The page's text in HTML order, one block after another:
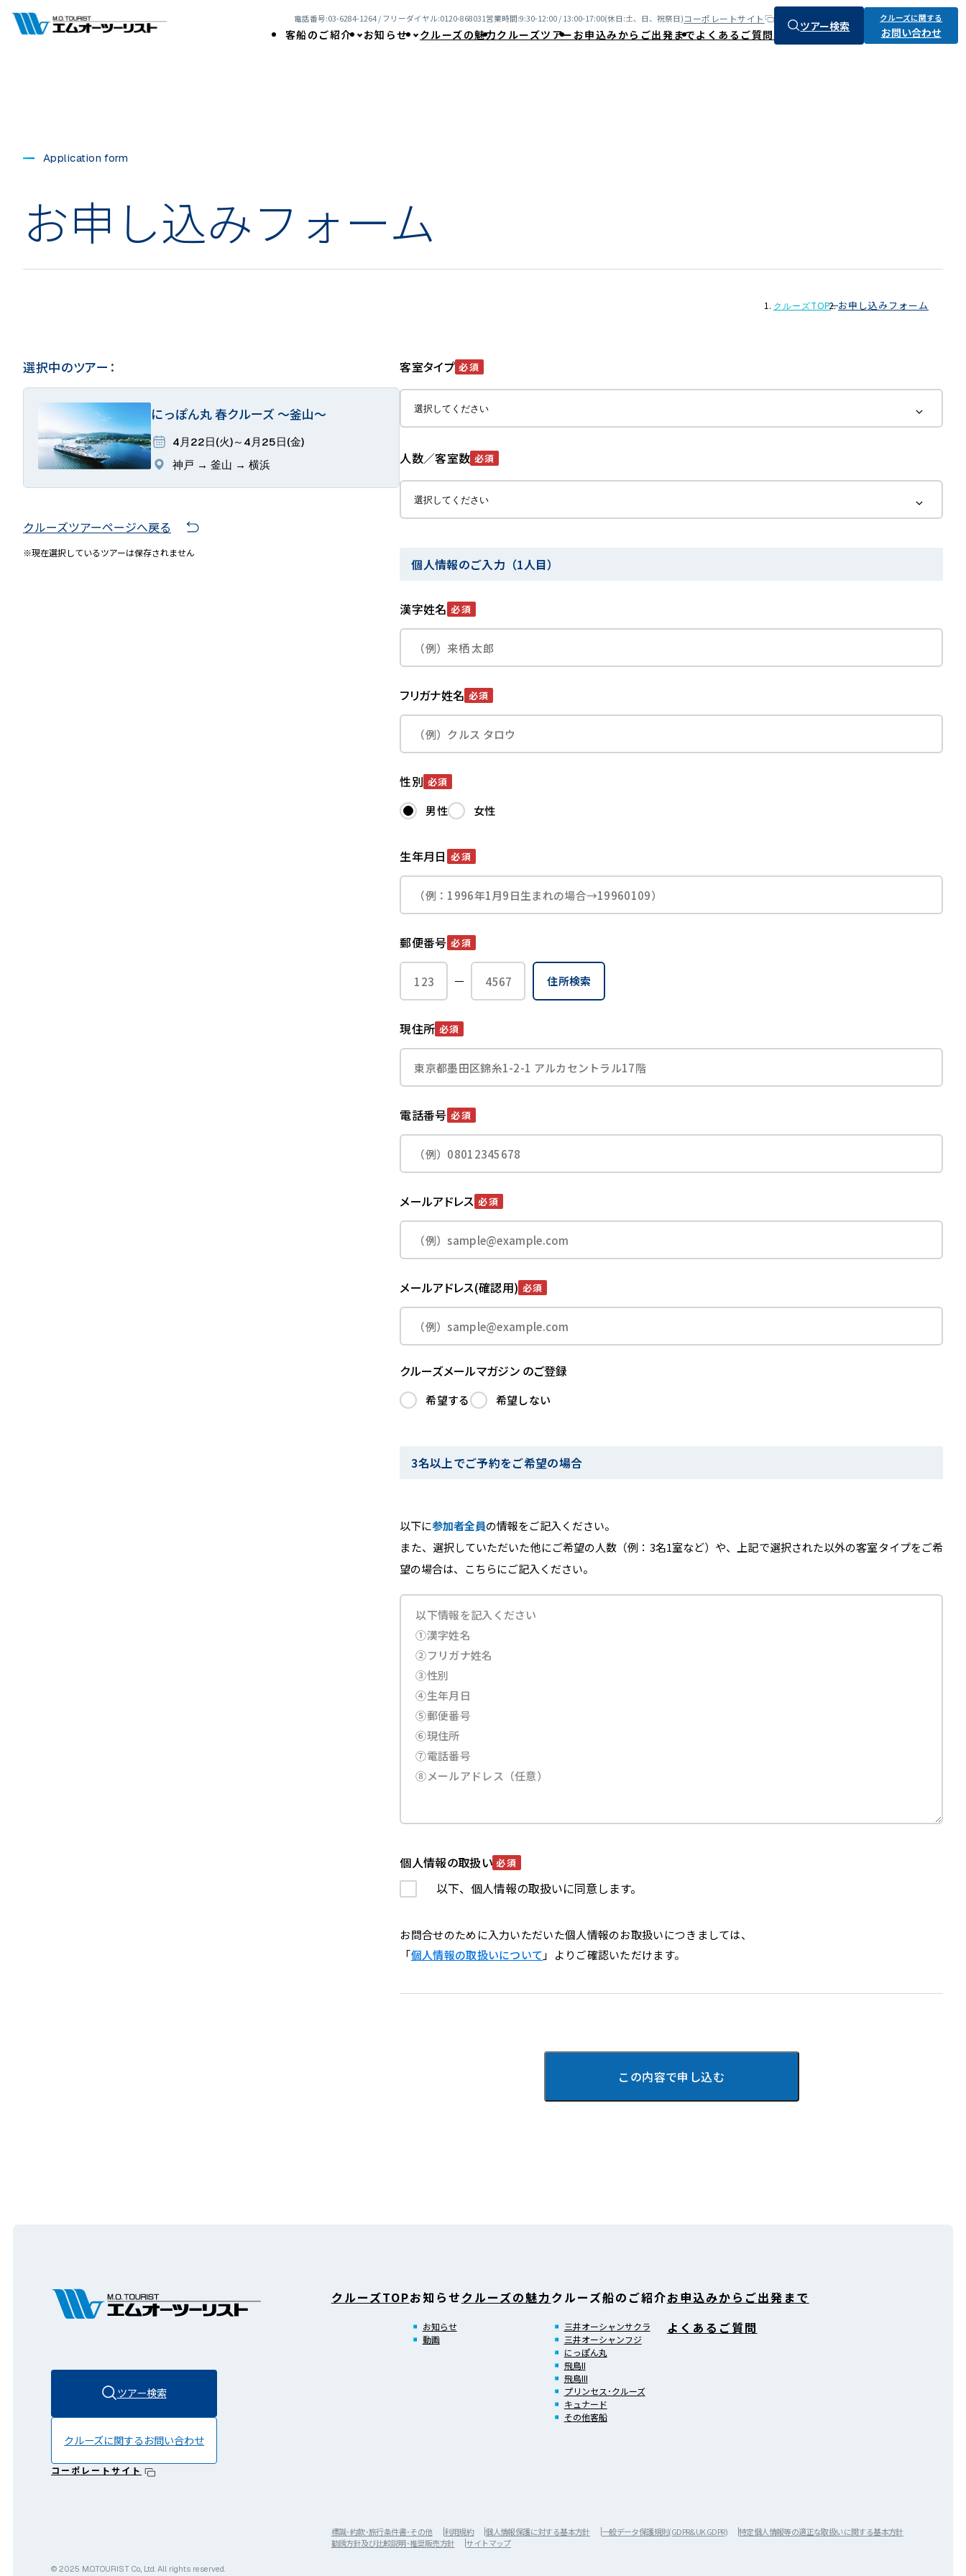
電話番号:03-6284-1264 / フリーダイヤル:0120-868031営業時間:9:30-12:00 / 13:00-17:00(休日:土、日、祝祭日)コーポレートサイト
客船のご紹介 お知らせ クルーズの魅力クルーズツアー お申込みからご出発までよくあるご質問
ツアー検索
クルーズに関する
お問い合わせ
Application form
お申し込みフォーム
クルーズTOP お申し込みフォーム
選択中のツアー：
にっぽん丸 春クルーズ ～釜山～
4月22日(火)～4月25日(金)
神戸 → 釜山 → 横浜
クルーズツアーページへ戻る
※現在選択しているツアーは保存されません
客室タイプ 必須
人数／客室数 必須
個人情報のご入力（1人目）
漢字姓名 必須
フリガナ姓名 必須
性別 必須
男性 女性
生年月日 必須
郵便番号 必須
住所検索
現住所 必須
電話番号 必須
メールアドレス 必須
メールアドレス(確認用) 必須
クルーズメールマガジン のご登録
希望する 希望しない
3名以上でご予約をご希望の場合
以下に参加者全員の情報をご記入ください。
また、選択していただいた他にご希望の人数（例：3名1室など）や、上記で選択された以外の客室タイプをご希
望の場合は、こちらにご記入ください。
個人情報の取扱い 必須
以下、個人情報の取扱いに同意します。
お問合せのために入力いただいた個人情報のお取扱いにつきましては、
「個人情報の取扱いについて 」よりご確認いただけます。
ツアー検索
クルーズに関する お問い合わせ
コーポレートサイト
クルーズTOPお知らせ
お知らせ
動画
クルーズの魅力クルーズ船のご紹介
三井オーシャンサクラ
三井オーシャンフジ
にっぽん丸
飛鳥II
飛鳥III
プリンセス･クルーズ
キュナード
その他客船
お申込みからご出発まで
よくあるご質問
標識･約款･旅行条件書･その他 利用規約 個人情報保護に対する基本方針 一般データ保護規則(GDPR&UK GDPR)
特定個人情報等の適正な取扱いに関する基本方針
勧誘方針及び比較説明･推奨販売方針
サイトマップ
© 2025 M.O.TOURIST Co., Ltd. All rights reserved.